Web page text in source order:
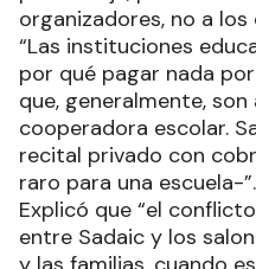
organizadores, no a los
“Las instituciones
por qué pagar nada
que, generalmente,
cooperadora escolar.
recital privado con
raro para una escuela-”.
Explicó que “el
entre Sadaic y los